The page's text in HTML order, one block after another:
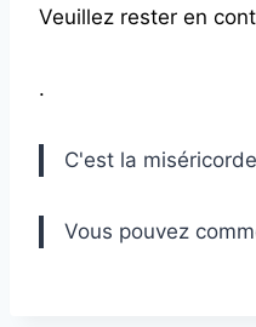
Veuillez rester en
.
C'est la
Vous pouvez